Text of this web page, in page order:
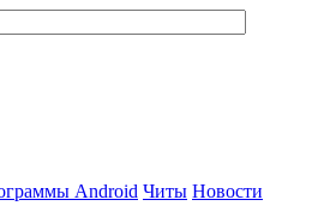
Android Читы Новости